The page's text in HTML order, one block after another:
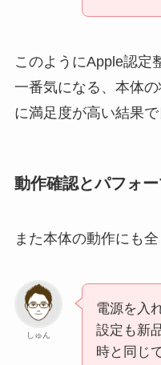
このようにApple認定
一番気になる、本体
に満足度が高い結果で
動作確認とパフォ
また本体の動作にも
しゅん
電源を入
設定も新
時と同じ